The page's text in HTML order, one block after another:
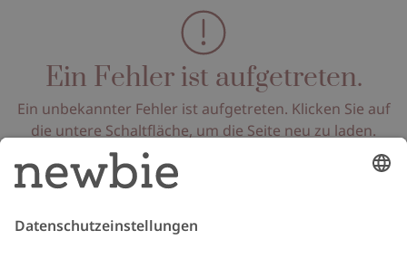
Ein Fehler ist aufgetreten.
Ein unbekannter Fehler ist aufgetreten. Klicken Sie auf
die untere Schaltfläche, um die Seite neu zu laden.
Seite neu laden